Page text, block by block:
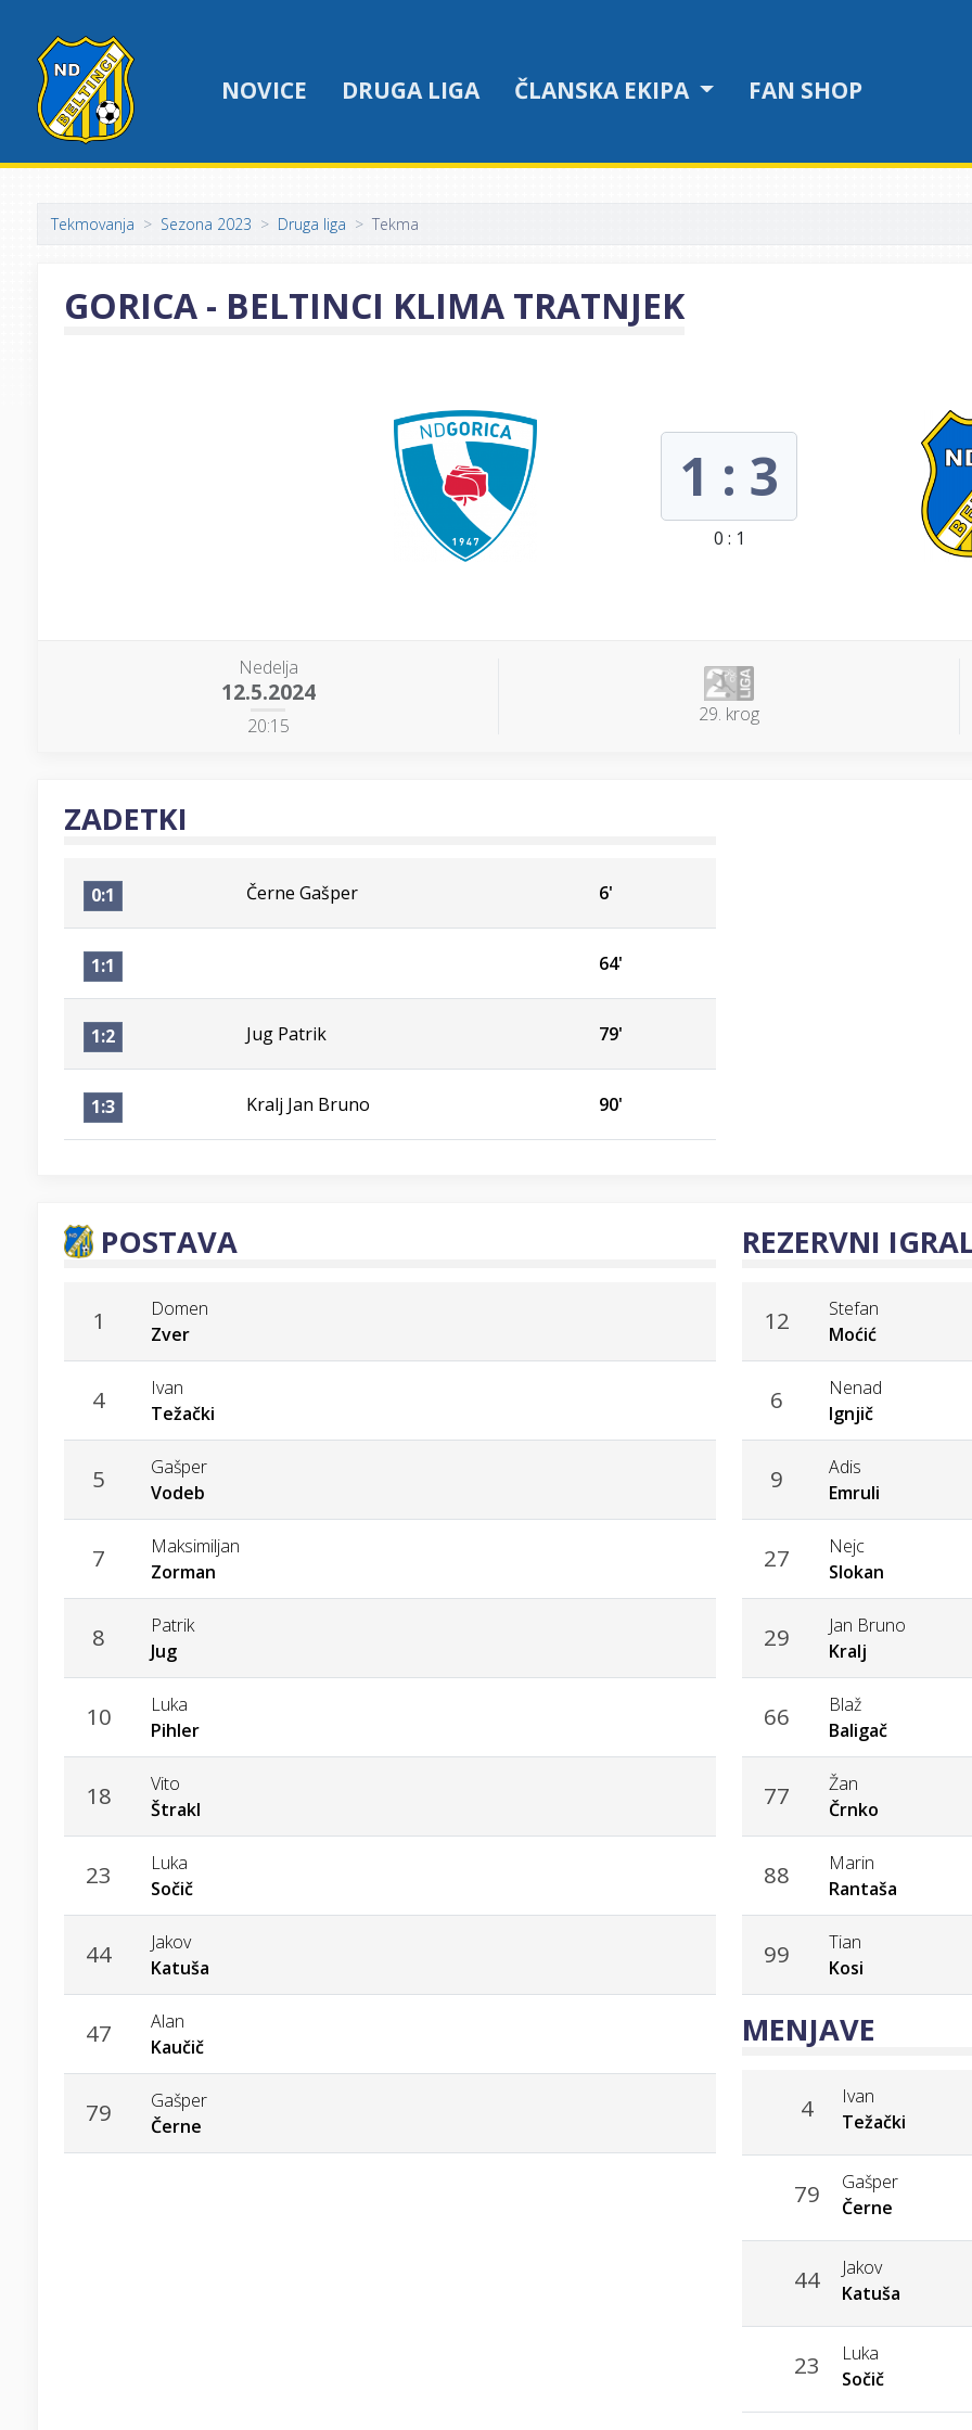
NOVICE DRUGA LIGA ČLANSKA EKIPA FAN SHOP
Tekmovanja Sezona 2023 Druga liga Tekma
GORICA - BELTINCI KLIMA TRATNJEK
1 : 3
0 : 1
Nedelja
12.5.2024
20:15 29. krog
ZADETKI
0:1 Černe Gašper 6'
1:1 64'
1:2 Jug Patrik 79'
1:3 Kralj Jan Bruno 90'
POSTAVA
1
Domen
Zver
4
Ivan
Težački
5
Gašper
Vodeb
7
Maksimiljan
Zorman
8
Patrik
Jug
10
Luka
Pihler
18
Vito
Štrakl
23
Luka
Sočič
44
Jakov
Katuša
47
Alan
Kaučič
79
Gašper
Černe
REZERVNI
12
Stefan
Moćić
6
Nenad
Ignjič
9
Adis
Emruli
27
Nejc
Slokan
29
Jan Bruno
Kralj
66
Blaž
Baligač
77
Žan
Črnko
88
Marin
Rantaša
99
Tian
Kosi
MENJAVE
4
Ivan
Težački
79
Gašper
Černe
44
Jakov
Katuša
23
Luka
Sočič